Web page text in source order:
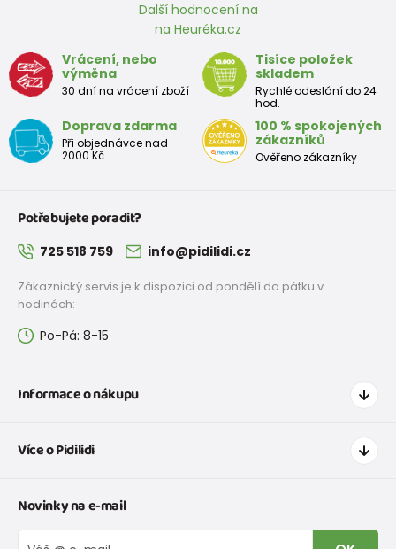
Další hodnocení na
na Heuréka.cz
Vrácení, nebo
výměna
30 dní na vrácení zboží
Tisíce položek
skladem
Rychlé odeslání do 24
hod.
Doprava zdarma
Při objednávce nad
2000 Kč
100 % spokojených
zákazníků
Ověřeno zákazníky
Potřebujete poradit?
725 518 759 info@pidilidi.cz
Zákaznický servis je k dispozici od pondělí do pátku v
hodinách:
Po-Pá: 8-15
Informace o nákupu
Doprava a platba
Tabulka velikostí obuvi
Vrácení zboží a reklamace
Více o Pidilidi
O nás
Novinky na e-mail